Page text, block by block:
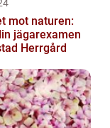
mot naturen:
jägarexamen
Herrgård